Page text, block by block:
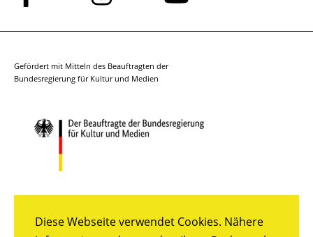
Diese Webseite verwendet Cookies. Nähere
uns
auf
uns
auf
auf
Gefördert mit Mitteln des Beauftragten der
Bundesregierung für Kultur und Medien